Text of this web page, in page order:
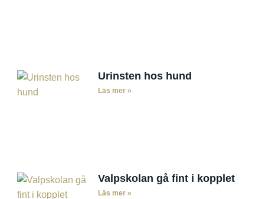
Urinsten hos hund
Läs mer »
Valpskolan gå fint i kopplet
Läs mer »